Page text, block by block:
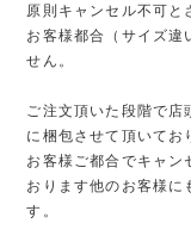
原則キャンセル不可と
お客様都合（サイズ違
せん。
ご注文頂いた段階で店
に梱包させて頂いてお
お客様ご都合でキャン
おります他のお客様に
す。